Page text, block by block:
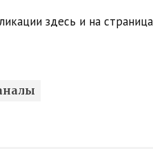
здесь и на